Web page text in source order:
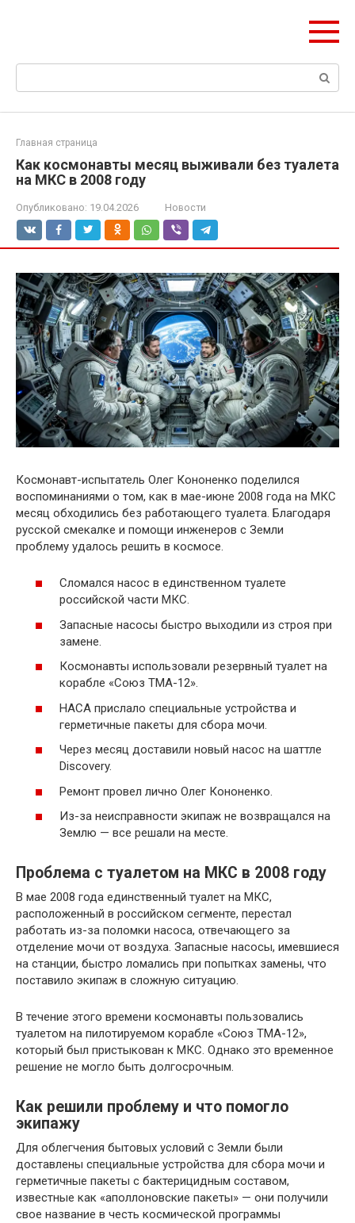
Поиск:
Главная страница
Как космонавты месяц выживали без туалета
на МКС в 2008 году
Опубликовано: 19.04.2026 Новости
Космонавт-испытатель Олег Кононенко поделился
воспоминаниями о том, как в мае-июне 2008 года на МКС
месяц обходились без работающего туалета. Благодаря
русской смекалке и помощи инженеров с Земли
проблему удалось решить в космосе.
Сломался насос в единственном туалете
российской части МКС.
Запасные насосы быстро выходили из строя при
замене.
Космонавты использовали резервный туалет на
корабле «Союз ТМА-12».
НАСА прислало специальные устройства и
герметичные пакеты для сбора мочи.
Через месяц доставили новый насос на шаттле
Discovery.
Ремонт провел лично Олег Кононенко.
Из-за неисправности экипаж не возвращался на
Землю — все решали на месте.
Проблема с туалетом на МКС в 2008 году
В мае 2008 года единственный туалет на МКС,
расположенный в российском сегменте, перестал
работать из-за поломки насоса, отвечающего за
отделение мочи от воздуха. Запасные насосы, имевшиеся
на станции, быстро ломались при попытках замены, что
поставило экипаж в сложную ситуацию.
В течение этого времени космонавты пользовались
туалетом на пилотируемом корабле «Союз ТМА-12»,
который был пристыкован к МКС. Однако это временное
решение не могло быть долгосрочным.
Как решили проблему и что помогло
экипажу
Для облегчения бытовых условий с Земли были
доставлены специальные устройства для сбора мочи и
герметичные пакеты с бактерицидным составом,
известные как «аполлоновские пакеты» — они получили
свое название в честь космической программы